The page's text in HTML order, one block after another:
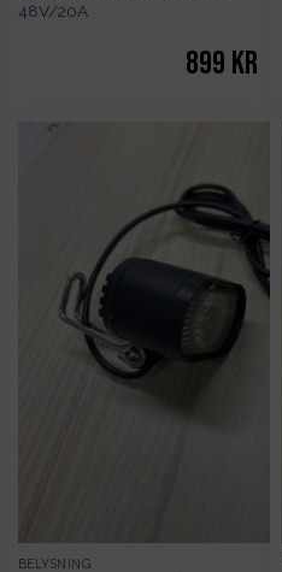
48V/20A
899 kr
BELYSNING